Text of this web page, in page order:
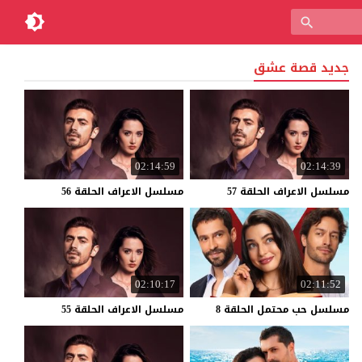
جديد قصة عشق
02:14:39
مسلسل الاعراف الحلقة 57
02:14:59
مسلسل الاعراف الحلقة 56
02:11:52
مسلسل حب محتمل الحلقة 8
02:10:17
مسلسل الاعراف الحلقة 55